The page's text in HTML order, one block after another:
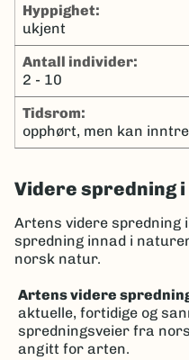
hyppighet:
ukjent
antall individer:
2 - 10
tidsrom:
opphørt, men kan
Videre spredning
Artens videre
spredning innad i
norsk natur.
Artens videre
aktuelle, fortidige og
spredningsveier fra
angitt for arten.